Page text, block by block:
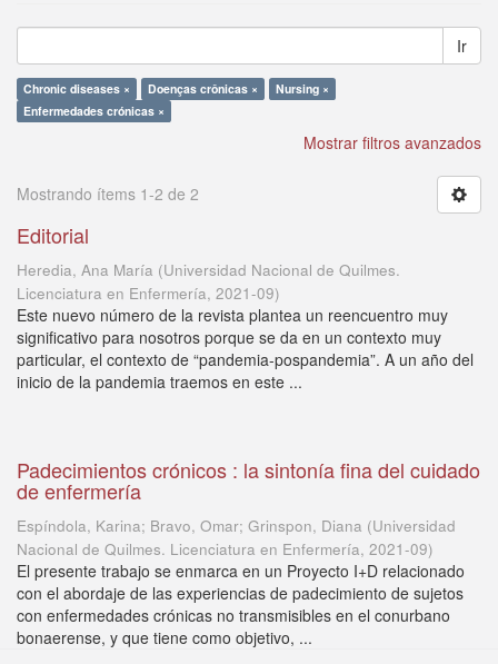
Ir
Chronic diseases × Doenças crônicas ×
Nursing ×
Enfermedades crónicas ×
Mostrar filtros avanzados
Mostrando ítems 1-2 de 2
Editorial
Heredia, Ana María (Universidad Nacional de Quilmes.
Licenciatura en Enfermería, 2021-09)
Este nuevo número de la revista plantea un reencuentro muy
significativo para nosotros porque se da en un contexto muy
particular, el contexto de “pandemia-pospandemia”. A un año del
inicio de la pandemia traemos en este ...
Padecimientos crónicos : la sintonía fina del cuidado
de enfermería
Espíndola, Karina; Bravo, Omar; Grinspon, Diana (Universidad
Nacional de Quilmes. Licenciatura en Enfermería, 2021-09)
El presente trabajo se enmarca en un Proyecto I+D relacionado
con el abordaje de las experiencias de padecimiento de sujetos
con enfermedades crónicas no transmisibles en el conurbano
bonaerense, y que tiene como objetivo, ...